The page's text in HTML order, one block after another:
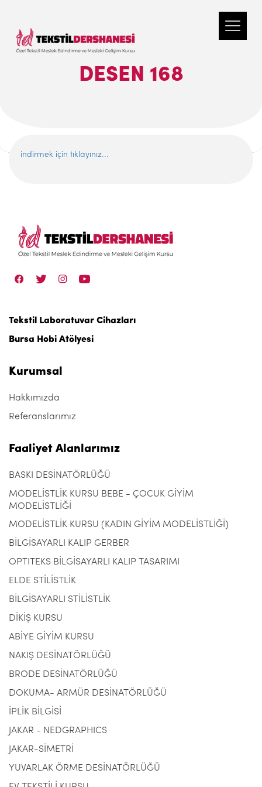
DESEN 168
indirmek için tıklayınız...
Tekstil Laboratuvar Cihazları
Bursa Hobi Atölyesi
Kurumsal
Hakkımızda
Referanslarımız
Faaliyet Alanlarımız
BASKI DESİNATÖRLÜĞÜ
MODELİSTLİK KURSU BEBE - ÇOCUK GİYİM
MODELİSTLİĞİ
MODELİSTLİK KURSU (KADIN GİYİM MODELİSTLİĞİ)
BİLGİSAYARLI KALIP GERBER
OPTITEKS BİLGİSAYARLI KALIP TASARIMI
ELDE STİLİSTLİK
BİLGİSAYARLI STİLİSTLİK
DİKİŞ KURSU
ABİYE GİYİM KURSU
NAKIŞ DESİNATÖRLÜĞÜ
BRODE DESİNATÖRLÜĞÜ
DOKUMA- ARMÜR DESİNATÖRLÜĞÜ
İPLİK BİLGİSİ
JAKAR - NEDGRAPHICS
JAKAR-SİMETRİ
YUVARLAK ÖRME DESİNATÖRLÜĞÜ